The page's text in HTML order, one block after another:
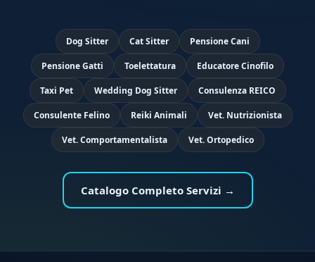
Dog Sitter Cat Sitter Pensione Cani
Pensione Gatti Toelettatura Educatore Cinofilo
Taxi Pet Wedding Dog Sitter Consulenza REICO
Consulente Felino Reiki Animali Vet. Nutrizionista
Vet. Comportamentalista Vet. Ortopedico
Catalogo Completo Servizi →